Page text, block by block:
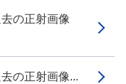
の正射画像
の正射画像...